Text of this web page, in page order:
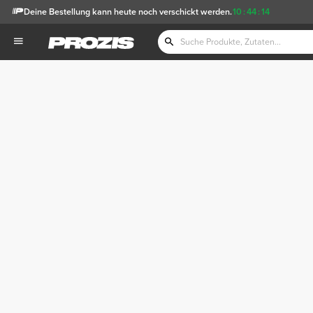
10 :44 :14
Deine Bestellung kann heute noch verschickt werden.